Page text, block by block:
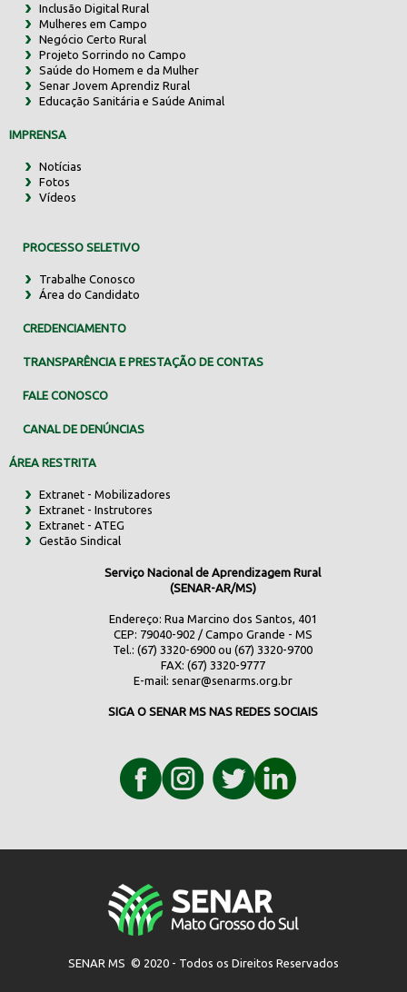
Inclusão Digital Rural
Mulheres em Campo
Negócio Certo Rural
Projeto Sorrindo no Campo
Saúde do Homem e da Mulher
Senar Jovem Aprendiz Rural
Educação Sanitária e Saúde Animal
IMPRENSA
Notícias
Fotos
Vídeos
PROCESSO SELETIVO
Trabalhe Conosco
Área do Candidato
CREDENCIAMENTO
TRANSPARÊNCIA E PRESTAÇÃO DE CONTAS
FALE CONOSCO
CANAL DE DENÚNCIAS
ÁREA RESTRITA
Extranet - Mobilizadores
Extranet - Instrutores
Extranet - ATEG
Gestão Sindical
Serviço Nacional de Aprendizagem Rural
(SENAR-AR/MS)
Endereço: Rua Marcino dos Santos, 401
CEP: 79040-902 / Campo Grande - MS
Tel.: (67) 3320-6900 ou (67) 3320-9700
FAX: (67) 3320-9777
E-mail: senar@senarms.org.br
SIGA O SENAR MS NAS REDES SOCIAIS
SENAR MS © 2020 - Todos os Direitos Reservados